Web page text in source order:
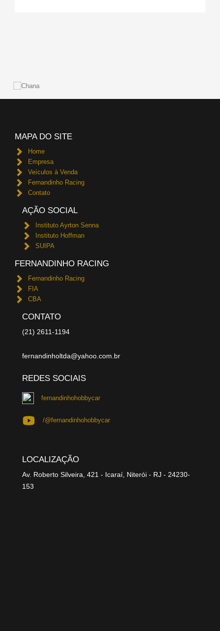
MAPA DO SITE
Home
Empresa
Veículos à Venda
Fernandinho Racing
Contato
AÇÃO SOCIAL
Instituto Ayrton Senna
Instituto Hoffman
SUIPA
FERNANDINHO RACING
Fernandinho Racing
FIA
CBA
CONTATO
(21) 2611-1194
fernandinholtda@yahoo.com.br
REDES SOCIAIS
fernandinhohobbycar
/@fernandinhohobbycar
LOCALIZAÇÃO
Av. Roberto Silveira, 421 - Icaraí, Niterói - RJ - 24230-
153